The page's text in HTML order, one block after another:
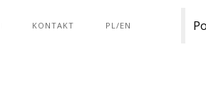
KONTAKT PL/EN